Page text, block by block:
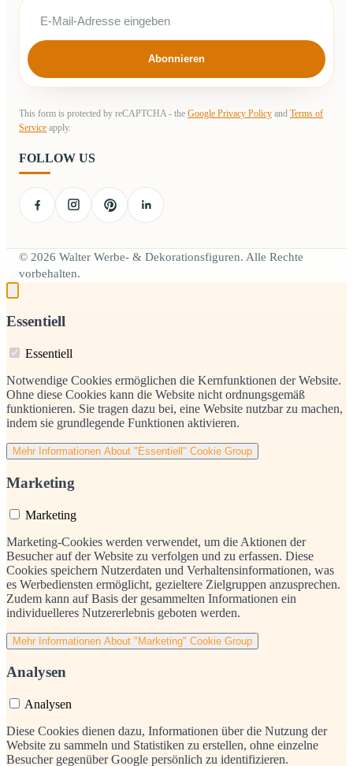
Abonnieren
This form is protected by reCAPTCHA - the Google Privacy Policy and Terms of
Service apply.
FOLLOW US
© 2026 Walter Werbe- & Dekorationsfiguren. Alle Rechte
vorbehalten.
Essentiell
Essentiell
Notwendige Cookies ermöglichen die Kernfunktionen der Website.
Ohne diese Cookies kann die Website nicht ordnungsgemäß
funktionieren. Sie tragen dazu bei, eine Website nutzbar zu machen,
indem sie grundlegende Funktionen aktivieren.
Mehr Informationen About "Essentiell" Cookie Group
Marketing
Marketing
Marketing-Cookies werden verwendet, um die Aktionen der
Besucher auf der Website zu verfolgen und zu erfassen. Diese
Cookies speichern Nutzerdaten und Verhaltensinformationen, was
es Werbediensten ermöglicht, gezieltere Zielgruppen anzusprechen.
Zudem kann auf Basis der gesammelten Informationen ein
individuelleres Nutzererlebnis geboten werden.
Mehr Informationen About "Marketing" Cookie Group
Analysen
Analysen
Diese Cookies dienen dazu, Informationen über die Nutzung der
Website zu sammeln und Statistiken zu erstellen, ohne einzelne
Besucher gegenüber Google persönlich zu identifizieren.